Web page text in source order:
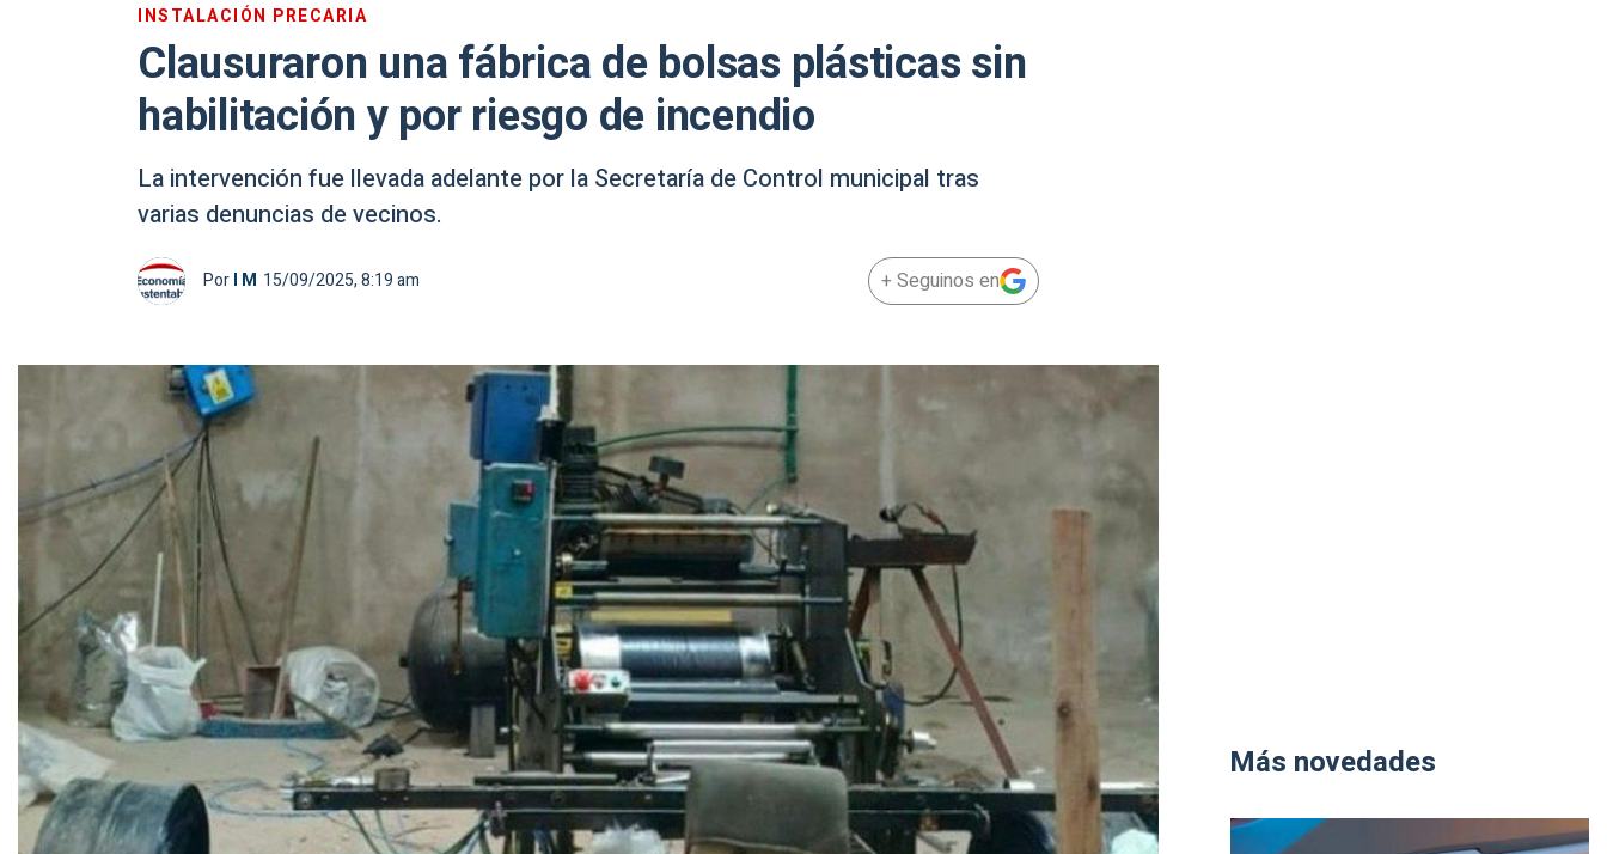
INSTALACIÓN PRECARIA
Clausuraron una fábrica de bolsas plásticas sin
habilitación y por riesgo de incendio
La intervención fue llevada adelante por la Secretaría de Control municipal tras
varias denuncias de vecinos.
PorI M 15/09/2025, 8:19 am + Seguinos en
Más novedades